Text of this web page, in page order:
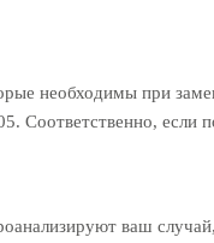
необходимы при
Соответственно, если
ваш